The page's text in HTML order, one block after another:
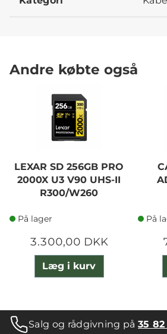
Andre købte også
LEXAR SD 256GB PRO
2000X U3 V90 UHS-II
R300/W260
På lager
3.300,00 DKK
Læg i kurv
På
Salg og rådgivning på35 82